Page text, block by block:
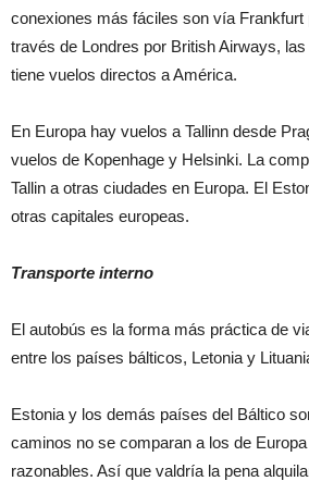
conexiones más fáciles son vía Frankfurt
través de Londres por British Airways,
tiene vuelos directos a América.
En Europa hay vuelos a Tallinn desde
vuelos de Kopenhage y Helsinki. La
Tallin a otras ciudades en Europa. El
otras capitales europeas.
Transporte interno
El autobús es la forma más práctica de
entre los países bálticos, Letonia y
Estonia y los demás países del Báltico
caminos no se comparan a los de
razonables. Así que valdría la pena